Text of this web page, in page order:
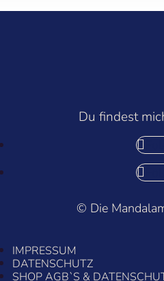
Du findest
© Die
IMPRESSUM
DATENSCHUTZ
SHOP AGB`S &